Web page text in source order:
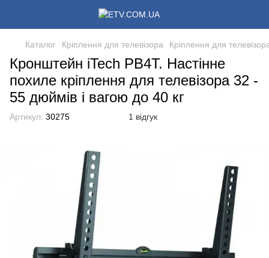
Каталог Кріплення для телевізора Кріплення для
Кронштейн iTech PB4T. Настінне
похиле кріплення для телевізора 32 -
55 дюймів і вагою до 40 кг
Артикул: 30275 1 відгук